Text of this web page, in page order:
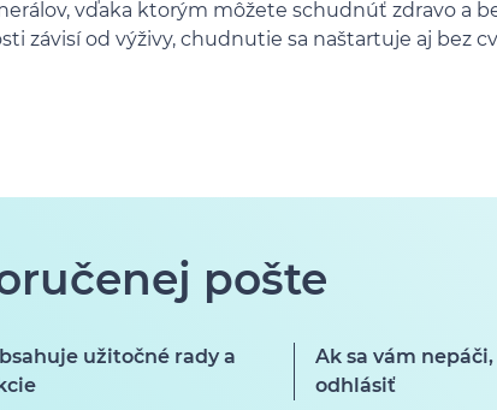
vďaka ktorým môžete schudnúť zdravo a
závisí od výživy, chudnutie sa naštartuje aj bez
pošte
užitočné rady a
Ak sa vám
odhlásiť